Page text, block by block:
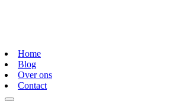
Home
Blog
Over ons
Contact